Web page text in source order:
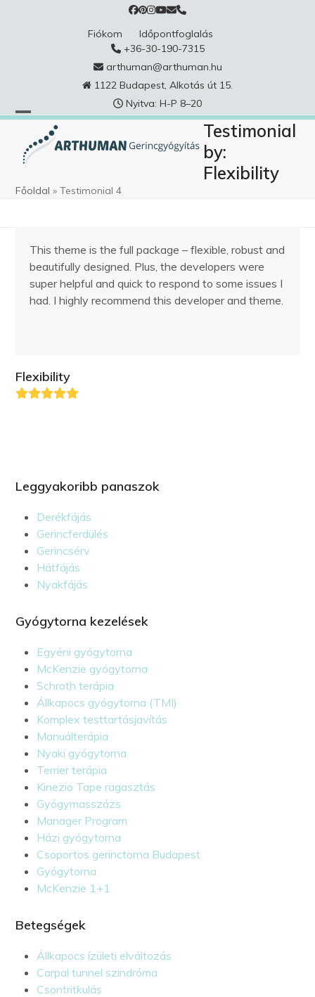
Fiókom
Időpontfoglalás
+36-30-190-7315
arthuman@arthuman.hu
1122 Budapest, Alkotás út 15.
Nyitva: H-P 8–20
Testimonial
by:
Flexibility
Főoldal »Testimonial 4
This theme is the full package – flexible, robust and
beautifully designed. Plus, the developers were
super helpful and quick to respond to some issues I
had. I highly recommend this developer and theme.
Flexibility
Leggyakoribb panaszok
Derékfájás
Gerincferdülés
Gerincsérv
Hátfájás
Nyakfájás
Gyógytorna kezelések
Egyéni gyógytorna
McKenzie gyógytorna
Schroth terápia
Állkapocs gyógytorna (TMI)
Komplex testtartásjavítás
Manuálterápia
Nyaki gyógytorna
Terrier terápia
Kinezio Tape ragasztás
Gyógymasszázs
Manager Program
Házi gyógytorna
Csoportos gerinctorna Budapest
Gyógytorna
McKenzie 1+1
Betegségek
Állkapocs ízületi elváltozás
Carpal tunnel szindróma
Csontritkulás